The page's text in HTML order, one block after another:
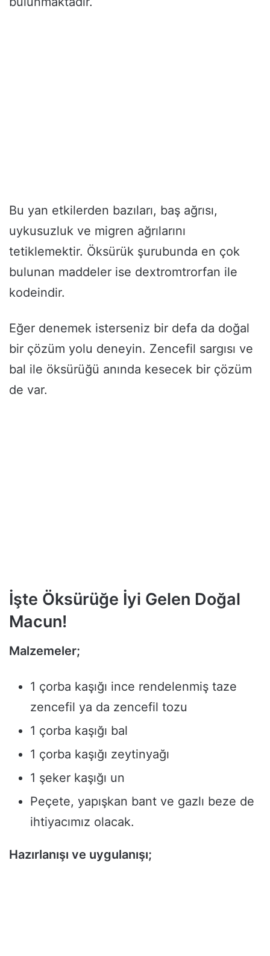
Bu yan etkilerden bazıları, baş ağrısı,
uykusuzluk ve migren ağrılarını
tetiklemektir. Öksürük şurubunda en çok
bulunan maddeler ise dextromtrorfan ile
kodeindir.
Eğer denemek isterseniz bir defa da doğal
bir çözüm yolu deneyin. Zencefil sargısı ve
bal ile öksürüğü anında kesecek bir çözüm
de var.
İşte Öksürüğe İyi Gelen Doğal
Macun!
Malzemeler;
1 çorba kaşığı ince rendelenmiş taze
zencefil ya da zencefil tozu
1 çorba kaşığı bal
1 çorba kaşığı zeytinyağı
1 şeker kaşığı un
Peçete, yapışkan bant ve gazlı beze de
ihtiyacımız olacak.
Hazırlanışı ve uygulanışı;